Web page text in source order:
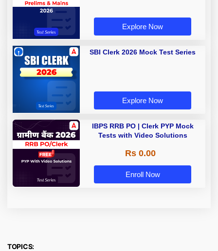
Explore Now
SBI Clerk 2026 Mock Test Series
Explore Now
IBPS RRB PO | Clerk PYP Mock
Tests with Video Solutions
Rs 0.00
Enroll Now
TOPICS: